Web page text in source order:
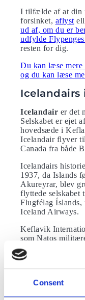
Consent
I tilfælde af at din
forsinket, aflyst
ud af, om du er
udfylde
resten for dig.
Du kan læse
og du kan læse
Icelandairs
Icelandair er det
Selskabet er ejet
hovedsæde i
Icelandair flyver
Canada fra både
Icelandairs
1937, da Islands
Akureyrar, blev
flyttede
Flugfélag Íslands,
Iceland Airways.
Keflavik
som Natos
pga. den
Europa. De første